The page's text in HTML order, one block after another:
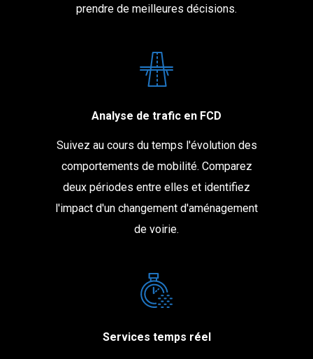
prendre de meilleures décisions.
Analyse de trafic en FCD
Suivez au cours du temps l'évolution des
comportements de mobilité. Comparez
deux périodes entre elles et identifiez
l'impact d'un changement d'aménagement
de voirie.
Services temps réel